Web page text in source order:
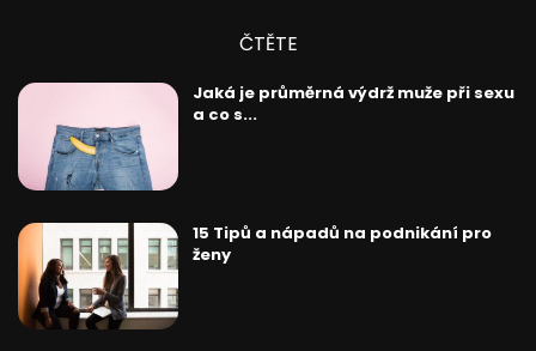
ČTĚTE
Jaká je průměrná výdrž muže při sexu
a co s...
15 Tipů a nápadů na podnikání pro
ženy